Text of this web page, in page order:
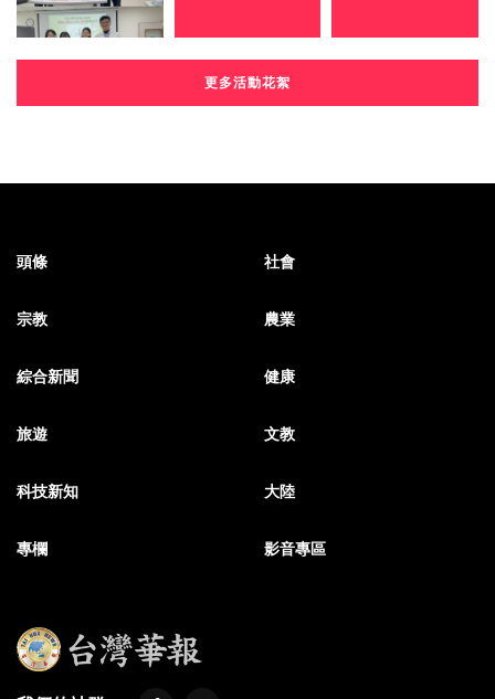
更多活動花絮
頭條 社會
宗教 農業
綜合新聞 健康
旅遊 文教
科技新知 大陸
專欄 影音專區